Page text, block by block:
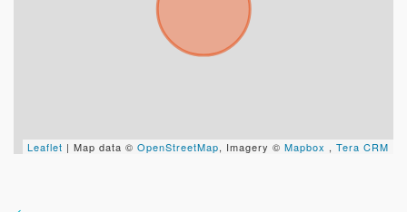
Leaflet | Map data © OpenStreetMap, Imagery © Mapbox , Tera CRM